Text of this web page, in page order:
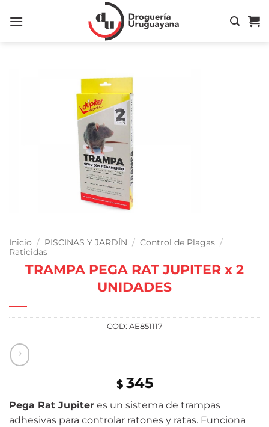
Inicio / PISCINAS Y JARDÍN / Control de Plagas /
Raticidas
TRAMPA PEGA RAT JUPITER x 2
UNIDADES
COD: AE851117
$ 345
Pega Rat Jupiter es un sistema de trampas
adhesivas para controlar ratones y ratas. Funciona